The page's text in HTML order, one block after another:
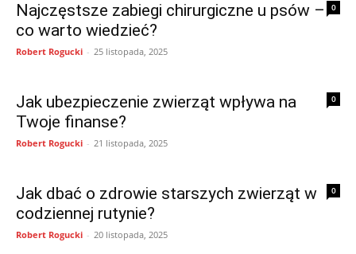
0
Najczęstsze zabiegi chirurgiczne u psów –
co warto wiedzieć?
Robert Rogucki - 25 listopada, 2025
0
Jak ubezpieczenie zwierząt wpływa na
Twoje finanse?
Robert Rogucki - 21 listopada, 2025
0
Jak dbać o zdrowie starszych zwierząt w
codziennej rutynie?
Robert Rogucki - 20 listopada, 2025